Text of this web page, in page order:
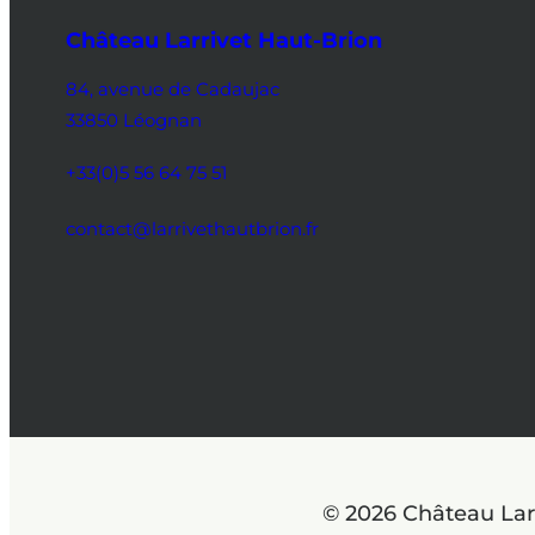
Château Larrivet Haut-Brion
84, avenue de Cadaujac
33850 Léognan
+33(0)5 56 64 75 51
contact@larrivethautbrion.fr
© 2026 Château